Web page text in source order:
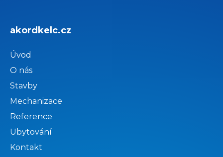
akordkelc.cz
Úvod
O nás
Stavby
Mechanizace
Reference
Ubytování
Kontakt